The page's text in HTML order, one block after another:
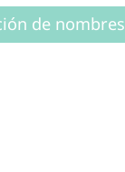
de nombres